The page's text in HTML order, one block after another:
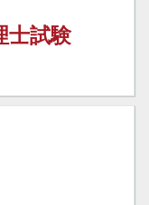
士試験